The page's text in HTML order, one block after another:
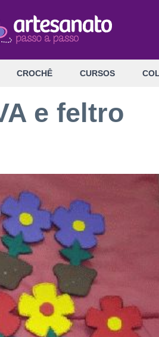
CROCHÊ CURSOS
e feltro